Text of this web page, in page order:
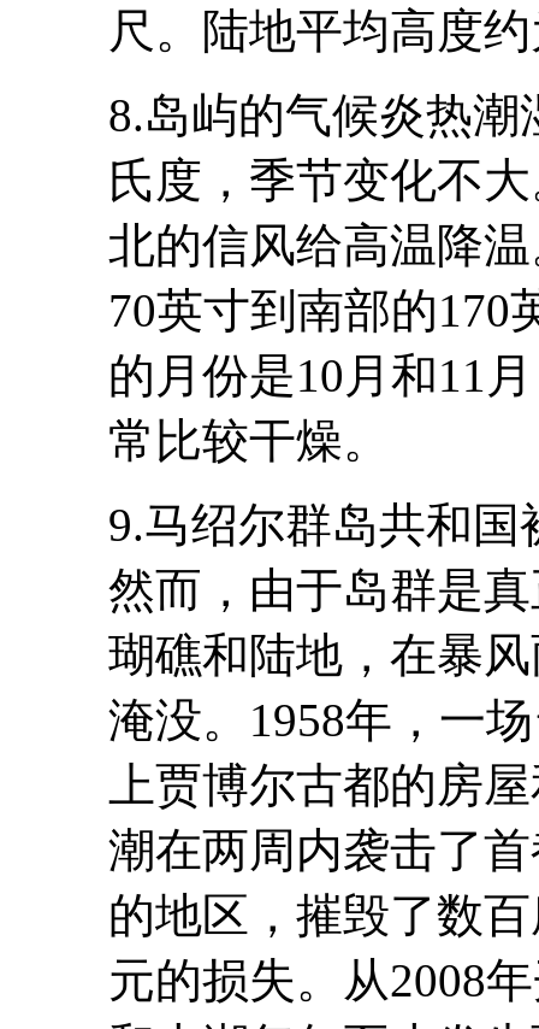
尺。陆地平均高度
8.岛屿的气候炎热潮
氏度，季节变化不
北的信风给高温降
70英寸到南部的170
的月份是10月和11
常比较干燥。
9.马绍尔群岛共和
然而，由于岛群是
瑚礁和陆地，在暴
淹没。1958年，一
上贾博尔古都的房
潮在两周内袭击了
的地区，摧毁了数
元的损失。从2008